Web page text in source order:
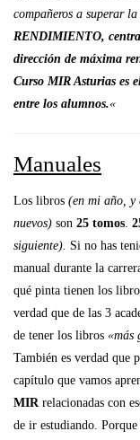
compañeros a superar la
RENDIMIENTO,
dirección de máxima
Curso MIR Asturias es
entre los alumnos.«
Manuales
Los libros (en mi año, y
nuevos) son 25 tomos.
siguiente). Si no has
manual durante la
qué pinta tienen los
verdad que de las 3
de tener los libros «más
También es verdad que
capítulo que vamos
MIR relacionadas con
de ir estudiando.